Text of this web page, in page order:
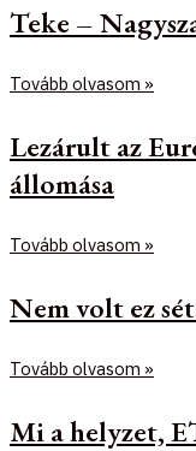
Teke –
Tovább olvasom »
Lezárult az
állomása
Tovább olvasom »
Nem volt ez
Tovább olvasom »
Mi a helyzet,